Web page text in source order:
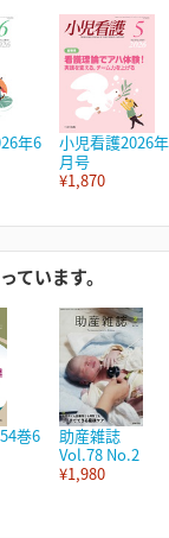
年6
小児看護2026
月号
¥1,870
ています。
巻6
助産雑誌
Vol.78 No.2
¥1,980